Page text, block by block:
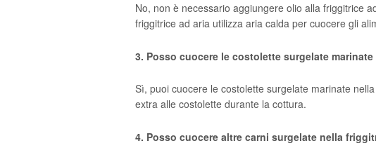
No, non è necessario aggiungere olio alla friggitrice
friggitrice ad aria utilizza aria calda per cuocere gli
3. Posso cuocere le costolette surgelate
Sì, puoi cuocere le costolette surgelate marinate
extra alle costolette durante la cottura.
4. Posso cuocere altre carni surgelate nella